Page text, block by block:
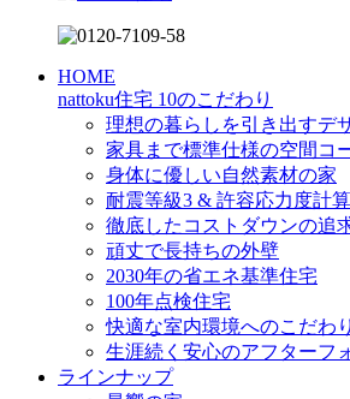
HOME
nattoku住宅 10のこだわり
理想の暮らしを引き出すデ
家具まで標準仕様の空間コ
身体に優しい自然素材の家
耐震等級3 & 許容応力度計
徹底したコストダウンの追
頑丈で長持ちの外壁
2030年の省エネ基準住宅
100年点検住宅
快適な室内環境へのこだわり
生涯続く安心のアフターフ
ラインナップ